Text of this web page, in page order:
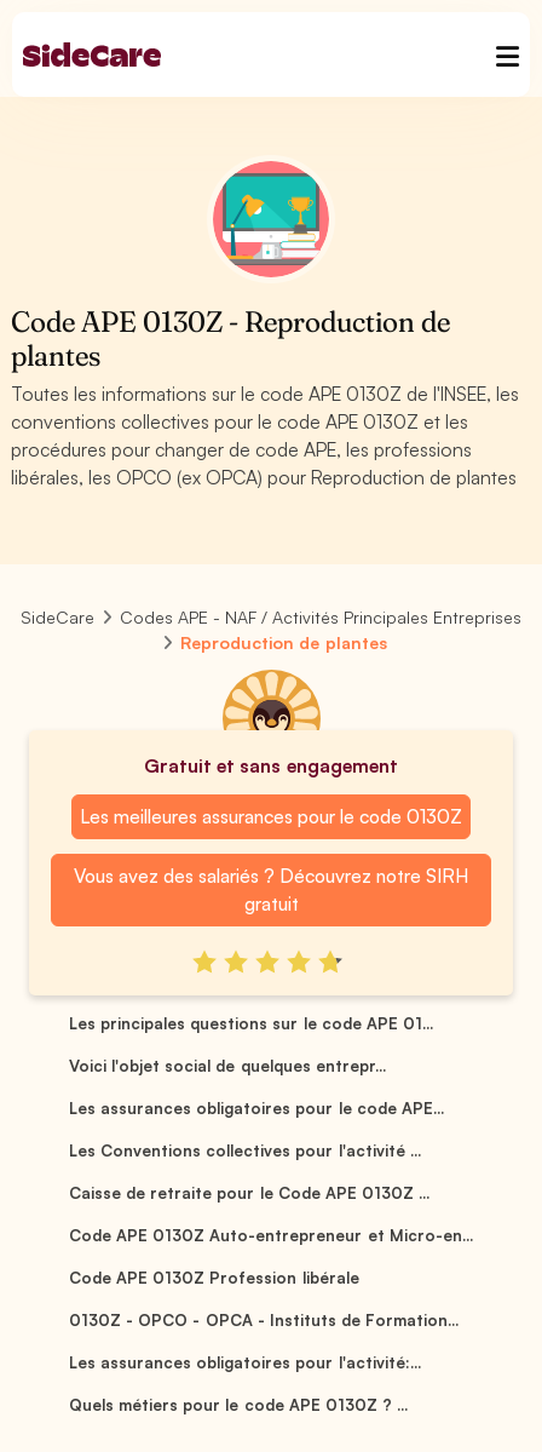
Code APE 0130Z - Reproduction de
plantes
Toutes les informations sur le code APE 0130Z de l'INSEE, les
conventions collectives pour le code APE 0130Z et les
procédures pour changer de code APE, les professions
libérales, les OPCO (ex OPCA) pour Reproduction de plantes
SideCare
Codes APE - NAF / Activités Principales Entreprises
Reproduction de plantes
Gratuit et sans engagement
Les meilleures assurances pour le code 0130Z
Vous avez des salariés ? Découvrez notre SIRH
gratuit
Les principales questions sur le code APE 01...
Voici l'objet social de quelques entrepr...
Les assurances obligatoires pour le code APE...
Les Conventions collectives pour l'activité ...
Caisse de retraite pour le Code APE 0130Z ...
Code APE 0130Z Auto-entrepreneur et Micro-en...
Code APE 0130Z Profession libérale
0130Z - OPCO - OPCA - Instituts de Formation...
Les assurances obligatoires pour l'activité:...
Quels métiers pour le code APE 0130Z ? ...